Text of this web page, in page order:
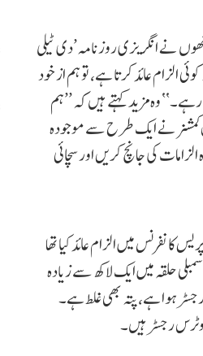
نے انگریزی روزنامہ ’دی ٹیلی
الزام عائد کرتا ہے، تو ہم از خود
وہ مزید کہتے ہیں کہ ’’ہم
کمشنر نے ایک طرح سے موجودہ
کی جانچ کریں اور سچائی
میں الزام عائد کیا تھا
حلقہ میں ایک لاکھ سے زیادہ
ہوا ہے، پتہ بھی غلط ہے۔